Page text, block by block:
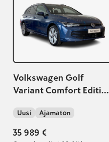
Volkswagen Golf
Variant Comfort Edition
DSG-automaatti
Uusi Ajamaton
35 989 €